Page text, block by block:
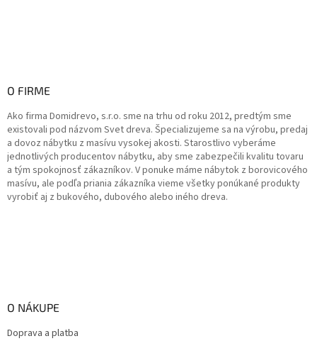
O FIRME
Ako firma Domidrevo, s.r.o. sme na trhu od roku 2012, predtým sme
existovali pod názvom Svet dreva. Špecializujeme sa na výrobu, predaj
a dovoz nábytku z masívu vysokej akosti. Starostlivo vyberáme
jednotlivých producentov nábytku, aby sme zabezpečili kvalitu tovaru
a tým spokojnosť zákazníkov. V ponuke máme nábytok z borovicového
masívu, ale podľa priania zákazníka vieme všetky ponúkané produkty
vyrobiť aj z bukového, dubového alebo iného dreva.
O NÁKUPE
Doprava a platba